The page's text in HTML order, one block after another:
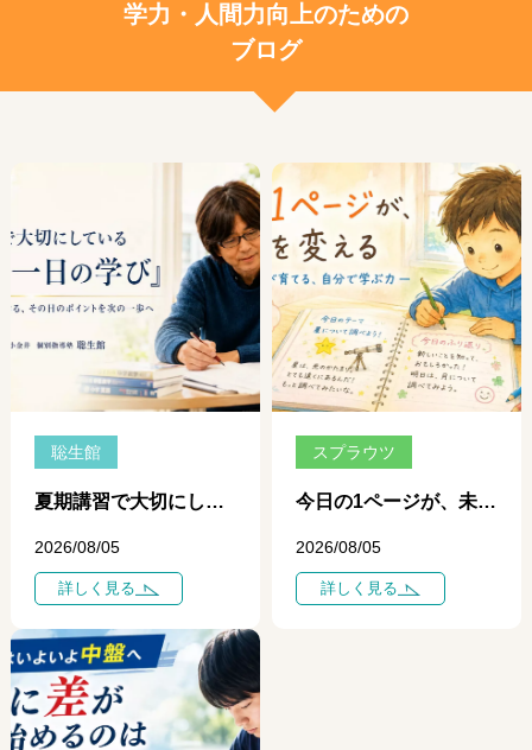
学力・人間力向上のための
ブログ
聡生館
夏期講習で大切にしている「一日、一日の学び」 ― 個別指導だからできる、その日のポイントを次の一歩につなげる学習 ―
2026/08/05
詳しく見る
スプラウツ
今日の1ページが、未来を変える ― 自学ノートが育てる、自分で学ぶ力 ―
2026/08/05
詳しく見る